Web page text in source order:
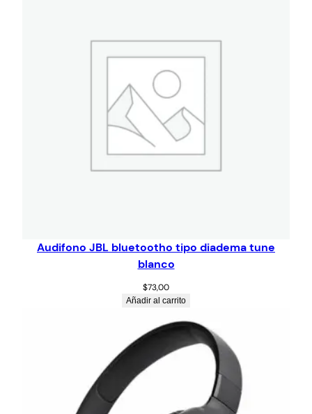
Audifono JBL bluetootho tipo diadema tune
blanco
$73,00
Añadir al carrito